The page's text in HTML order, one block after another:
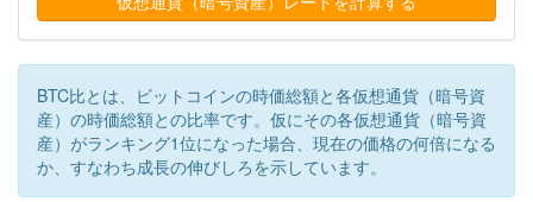
BTC比とは、ビットコインの時価総額と各仮想通貨（暗号資
産）の時価総額との比率です。仮にその各仮想通貨（暗号資
産）がランキング1位になった場合、現在の価格の何倍になる
か、すなわち成長の伸びしろを示しています。